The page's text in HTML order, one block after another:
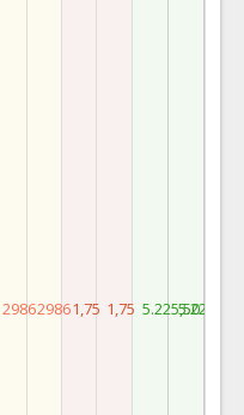
298629861,75 1,75 5.225,505.225,50